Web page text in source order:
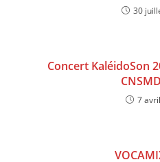
30
Concert KaléidoSon
7